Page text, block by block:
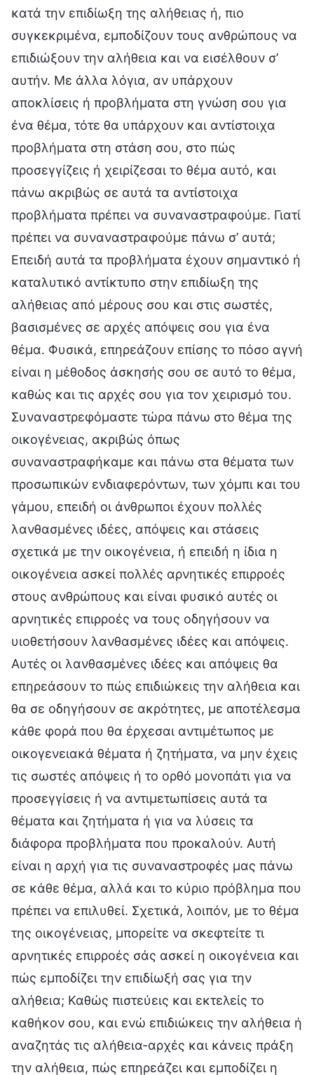
κατά την επιδίωξη της αλήθειας ή, πιο
συγκεκριμένα, εμποδίζουν τους ανθρώπους να
επιδιώξουν την αλήθεια και να εισέλθουν σ’
αυτήν. Με άλλα λόγια, αν υπάρχουν
αποκλίσεις ή προβλήματα στη γνώση σου για
ένα θέμα, τότε θα υπάρχουν και αντίστοιχα
προβλήματα στη στάση σου, στο πώς
προσεγγίζεις ή χειρίζεσαι το θέμα αυτό, και
πάνω ακριβώς σε αυτά τα αντίστοιχα
προβλήματα πρέπει να συναναστραφούμε. Γιατί
πρέπει να συναναστραφούμε πάνω σ’ αυτά;
Επειδή αυτά τα προβλήματα έχουν σημαντικό ή
καταλυτικό αντίκτυπο στην επιδίωξη της
αλήθειας από μέρους σου και στις σωστές,
βασισμένες σε αρχές απόψεις σου για ένα
θέμα. Φυσικά, επηρεάζουν επίσης το πόσο αγνή
είναι η μέθοδος άσκησής σου σε αυτό το θέμα,
καθώς και τις αρχές σου για τον χειρισμό του.
Συναναστρεφόμαστε τώρα πάνω στο θέμα της
οικογένειας, ακριβώς όπως
συναναστραφήκαμε και πάνω στα θέματα των
προσωπικών ενδιαφερόντων, των χόμπι και του
γάμου, επειδή οι άνθρωποι έχουν πολλές
λανθασμένες ιδέες, απόψεις και στάσεις
σχετικά με την οικογένεια, ή επειδή η ίδια η
οικογένεια ασκεί πολλές αρνητικές επιρροές
στους ανθρώπους και είναι φυσικό αυτές οι
αρνητικές επιρροές να τους οδηγήσουν να
υιοθετήσουν λανθασμένες ιδέες και απόψεις.
Αυτές οι λανθασμένες ιδέες και απόψεις θα
επηρεάσουν το πώς επιδιώκεις την αλήθεια και
θα σε οδηγήσουν σε ακρότητες, με αποτέλεσμα
κάθε φορά που θα έρχεσαι αντιμέτωπος με
οικογενειακά θέματα ή ζητήματα, να μην έχεις
τις σωστές απόψεις ή το ορθό μονοπάτι για να
προσεγγίσεις ή να αντιμετωπίσεις αυτά τα
θέματα και ζητήματα ή για να λύσεις τα
διάφορα προβλήματα που προκαλούν. Αυτή
είναι η αρχή για τις συναναστροφές μας πάνω
σε κάθε θέμα, αλλά και το κύριο πρόβλημα που
πρέπει να επιλυθεί. Σχετικά, λοιπόν, με το θέμα
της οικογένειας, μπορείτε να σκεφτείτε τι
αρνητικές επιρροές σάς ασκεί η οικογένεια και
πώς εμποδίζει την επιδίωξή σας για την
αλήθεια; Καθώς πιστεύεις και εκτελείς το
καθήκον σου, και ενώ επιδιώκεις την αλήθεια ή
αναζητάς τις αλήθεια-αρχές και κάνεις πράξη
την αλήθεια, πώς επηρεάζει και εμποδίζει η